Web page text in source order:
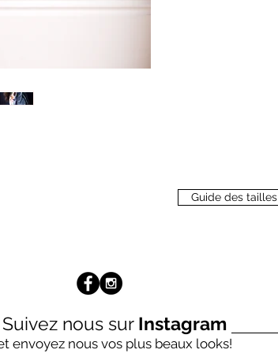
Guide des tailles
Suivez nous sur Instagram
envoyez nous vos plus beaux looks!